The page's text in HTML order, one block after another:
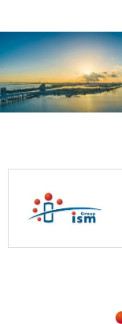
to
content